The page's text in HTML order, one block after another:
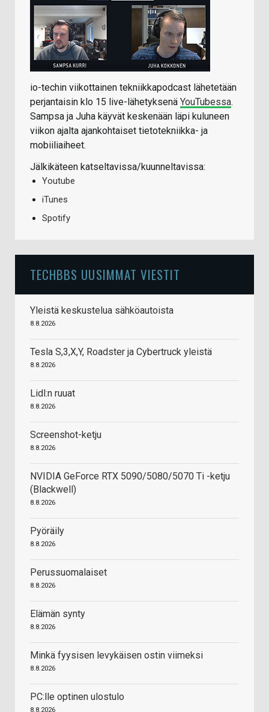
io-techin viikottainen tekniikkapodcast lähetetään
perjantaisin klo 15 live-lähetyksenä YouTubessa.
Sampsa ja Juha käyvät keskenään läpi kuluneen
viikon ajalta ajankohtaiset tietotekniikka- ja
mobiiliaiheet.
Jälkikäteen katseltavissa/kuunneltavissa:
Youtube
iTunes
Spotify
TECHBBS UUSIMMAT VIESTIT
Yleistä keskustelua sähköautoista
8.8.2026
Tesla S,3,X,Y, Roadster ja Cybertruck yleistä
8.8.2026
Lidl:n ruuat
8.8.2026
Screenshot-ketju
8.8.2026
NVIDIA GeForce RTX 5090/5080/5070 Ti -ketju
(Blackwell)
8.8.2026
Pyöräily
8.8.2026
Perussuomalaiset
8.8.2026
Elämän synty
8.8.2026
Minkä fyysisen levykäisen ostin viimeksi
8.8.2026
PC:lle optinen ulostulo
8.8.2026